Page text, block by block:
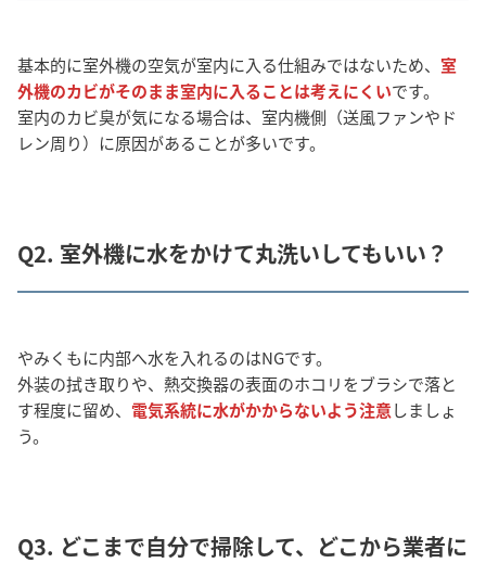
基本的に室外機の空気が室内に入る仕組みではないため、 室
外機のカビがそのまま室内に入ることは考えにくいです。
室内のカビ臭が気になる場合は、室内機側（送風ファンやド
レン周り）に原因があることが多いです。
Q2. 室外機に水をかけて丸洗いしてもいい？
やみくもに内部へ水を入れるのはNGです。
外装の拭き取りや、熱交換器の表面のホコリをブラシで落と
す程度に留め、 電気系統に水がかからないよう注意しましょ
う。
Q3. どこまで自分で掃除して、どこから業者に